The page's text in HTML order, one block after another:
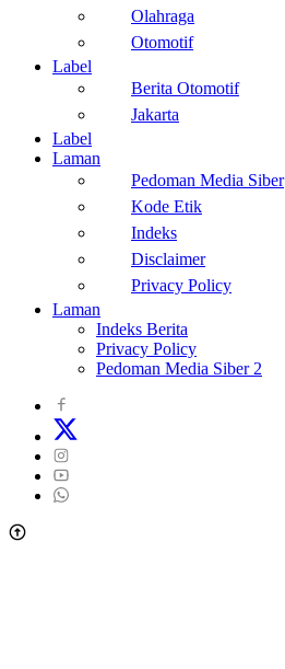
Olahraga
Otomotif
Label
Berita Otomotif
Jakarta
Label
Laman
Pedoman Media Siber
Kode Etik
Indeks
Disclaimer
Privacy Policy
Laman
Indeks Berita
Privacy Policy
Pedoman Media Siber 2